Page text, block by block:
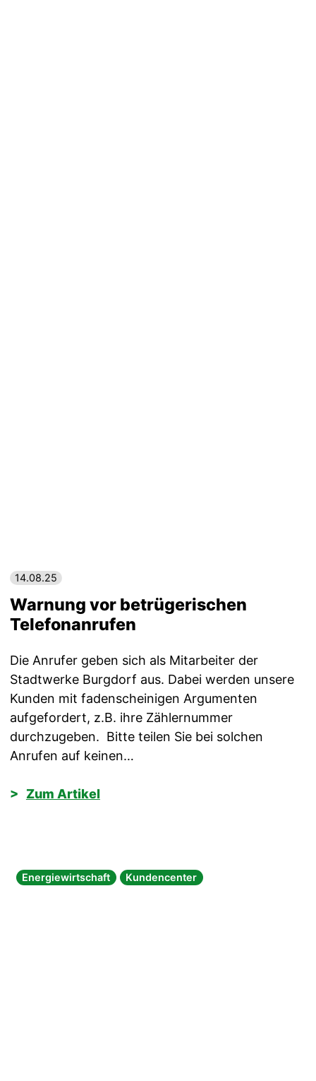
14.08.25
Warnung vor betrügerischen
Telefonanrufen
Die Anrufer geben sich als Mitarbeiter der
Stadtwerke Burgdorf aus. Dabei werden unsere
Kunden mit fadenscheinigen Argumenten
aufgefordert, z.B. ihre Zählernummer
durchzugeben. Bitte teilen Sie bei solchen
Anrufen auf keinen…
Zum Artikel
Energiewirtschaft Kundencenter